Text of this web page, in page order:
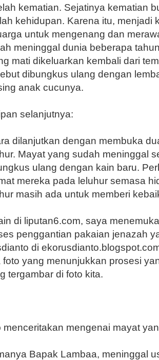
kematian. Sejatinya kematian
kehidupan. Karena itu, menjadi
untuk mengenang dan
meninggal dunia beberapa
mati dikeluarkan kembali dari
dibungkus ulang dengan
anak cucunya.
selanjutnya:
dilanjutkan dengan membuka
Mayat yang sudah meninggal
ulang dengan kain baru.
mereka pada leluhur semasa
masih ada untuk memberi
di liputan6.com, saya
penggantian pakaian jenazah
di
foto yang menunjukkan prosesi
tergambar di foto kita.
menceritakan mengenai mayat
Bapak Lambaa, meninggal